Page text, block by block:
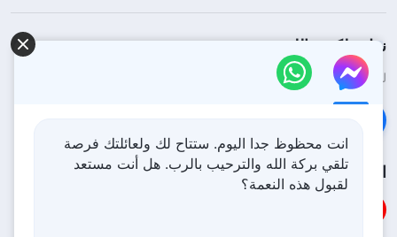
نزل ملكوت الله.
لقد نزلت المملكة بالفعل إلى الأرض! هل تريد دخوله؟
اتبعنا
انت محظوظ جدا اليوم. ستتاح لك ولعائلتك فرصة
تلقي بركة الله والترحيب بالرب. هل أنت مستعد
لقبول هذه النعمة؟